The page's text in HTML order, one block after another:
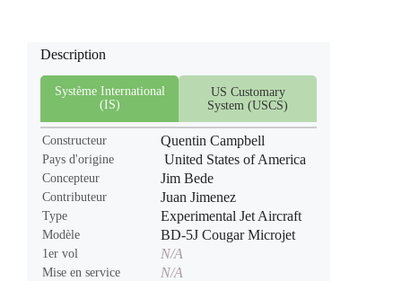
Description
Système International
(IS)
US Customary
System (USCS)
Constructeur Quentin Campbell
Pays d'origine United States of America
Concepteur Jim Bede
Contributeur Juan Jimenez
Type Experimental Jet Aircraft
Modèle BD-5J Cougar Microjet
1er vol N/A
Mise en service N/A